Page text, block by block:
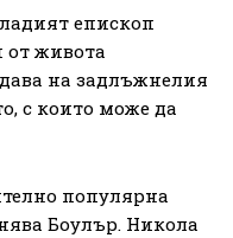
епископ
от живота
на задлъжнелия
с които може да
популярна
Боулър. Никола